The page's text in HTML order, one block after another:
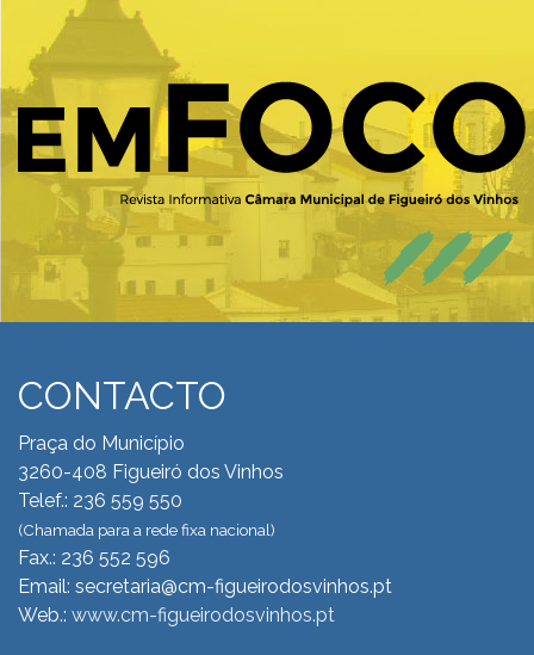
CONTACTO
Praça do Município
3260-408 Figueiró dos Vinhos
Telef.: 236 559 550
(Chamada para a rede fixa nacional)
Fax.: 236 552 596
Email: secretaria@cm-figueirodosvinhos.pt
Web.: www.cm-figueirodosvinhos.pt